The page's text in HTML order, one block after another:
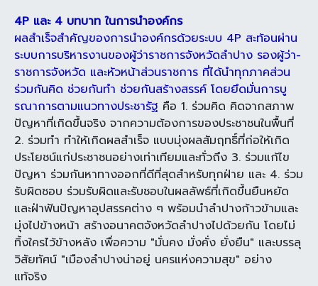
4P และ 4 บทบาท ในการนำองค์กร
ผลสำเร็จสำคัญของการนำองค์กรด้วยระบบ 4P สะท้อนผ่าน
ระบบการบริหารงานของผู้ว่าราชการจังหวัดลำปาง รองผู้ว่า-
ราชการจังหวัด และหัวหน้าส่วนราชการ ที่ได้นำทุกภาคส่วน
ร่วมกันคิด ช่วยกันทำ ช่วยกันสร้างสรรค์ โดยยึดมั่นการบู
รณาการตามแนวทางประชารัฐ คือ 1. ร่วมคิด คิดจากสภาพ
ปัญหาที่เกิดขึ้นจริง จากความต้องการของประชาชนในพื้นที่
2. ร่วมทำ ทำให้เกิดผลสำเร็จ แบบมุ่งผลสัมฤทธิ์ที่ก่อให้เกิด
ประโยชน์แก่ประชาชนอย่างเท่าเทียมและทั่วถึง 3. ร่วมแก้ไข
ปัญหา ร่วมกันหาทางออกที่ดีที่สุดสำหรับทุกฝ่าย และ 4. ร่วม
รับผิดชอบ ร่วมรับผิดและรับชอบในผลลัพธ์ที่เกิดขึ้นยืนหยัด
และฝ่าฟันปัญหาอุปสรรคต่าง ๆ พร้อมนำลำปางก้าวข้ามและ
มุ่งไปข้างหน้า สร้างอนาคตจังหวัดลำปางไปด้วยกัน โดยไม่
ทิ้งใครไว้ข้างหลัง เพื่อความ "มั่นคง มั่งคั่ง ยั่งยืน" และบรรลุ
วิสัยทัศน์ "เมืองลำปางน่าอยู่ นครแห่งความสุข" อย่าง
แท้จริง